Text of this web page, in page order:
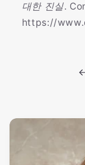
대한 진실.
https://